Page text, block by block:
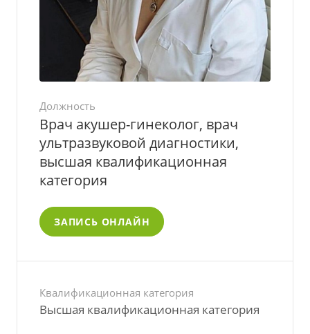
Должность
Врач акушер-гинеколог, врач
ультразвуковой диагностики,
высшая квалификационная
категория
ЗАПИСЬ ОНЛАЙН
Квалификационная категория
Высшая квалификационная категория